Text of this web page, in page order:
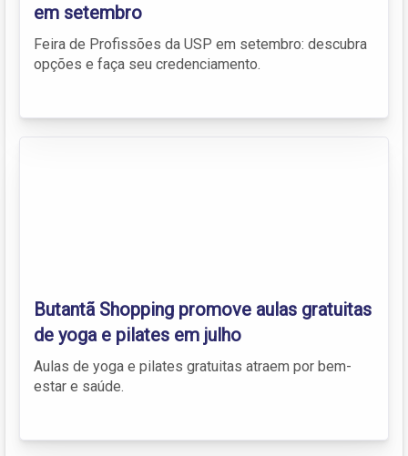
em setembro
Feira de Profissões da USP em setembro: descubra
opções e faça seu credenciamento.
Butantã Shopping promove aulas gratuitas
de yoga e pilates em julho
Aulas de yoga e pilates gratuitas atraem por bem-
estar e saúde.